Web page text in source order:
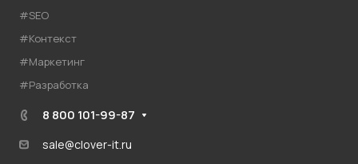
#SEO
#Контекст
#Маркетинг
#Разработка
8 800 101-99-87
sale@clover-it.ru